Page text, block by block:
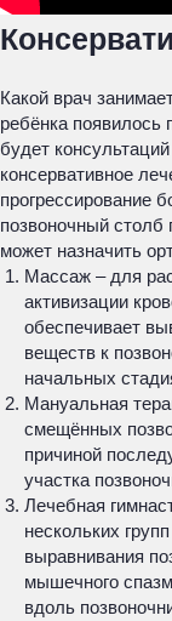
Какой врач
ребёнка появилось
будет
консервативное
прогрессирование
позвоночный столб
может назначить
Массаж – для
активизации
обеспечивает
веществ к
начальных
Мануальная
смещённых
причиной
участка
Лечебная
нескольких
выравнивания
мышечного
вдоль